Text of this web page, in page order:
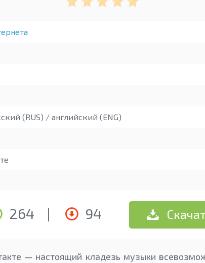
(RUS) / английский (ENG)
264 | 94
— настоящий кладезь музыки